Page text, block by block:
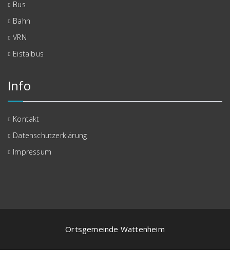
Bus
Bahn
VRN
Eistalbus
Info
Kontakt
Datenschutzerklärung
Impressum
Ortsgemeinde Wattenheim